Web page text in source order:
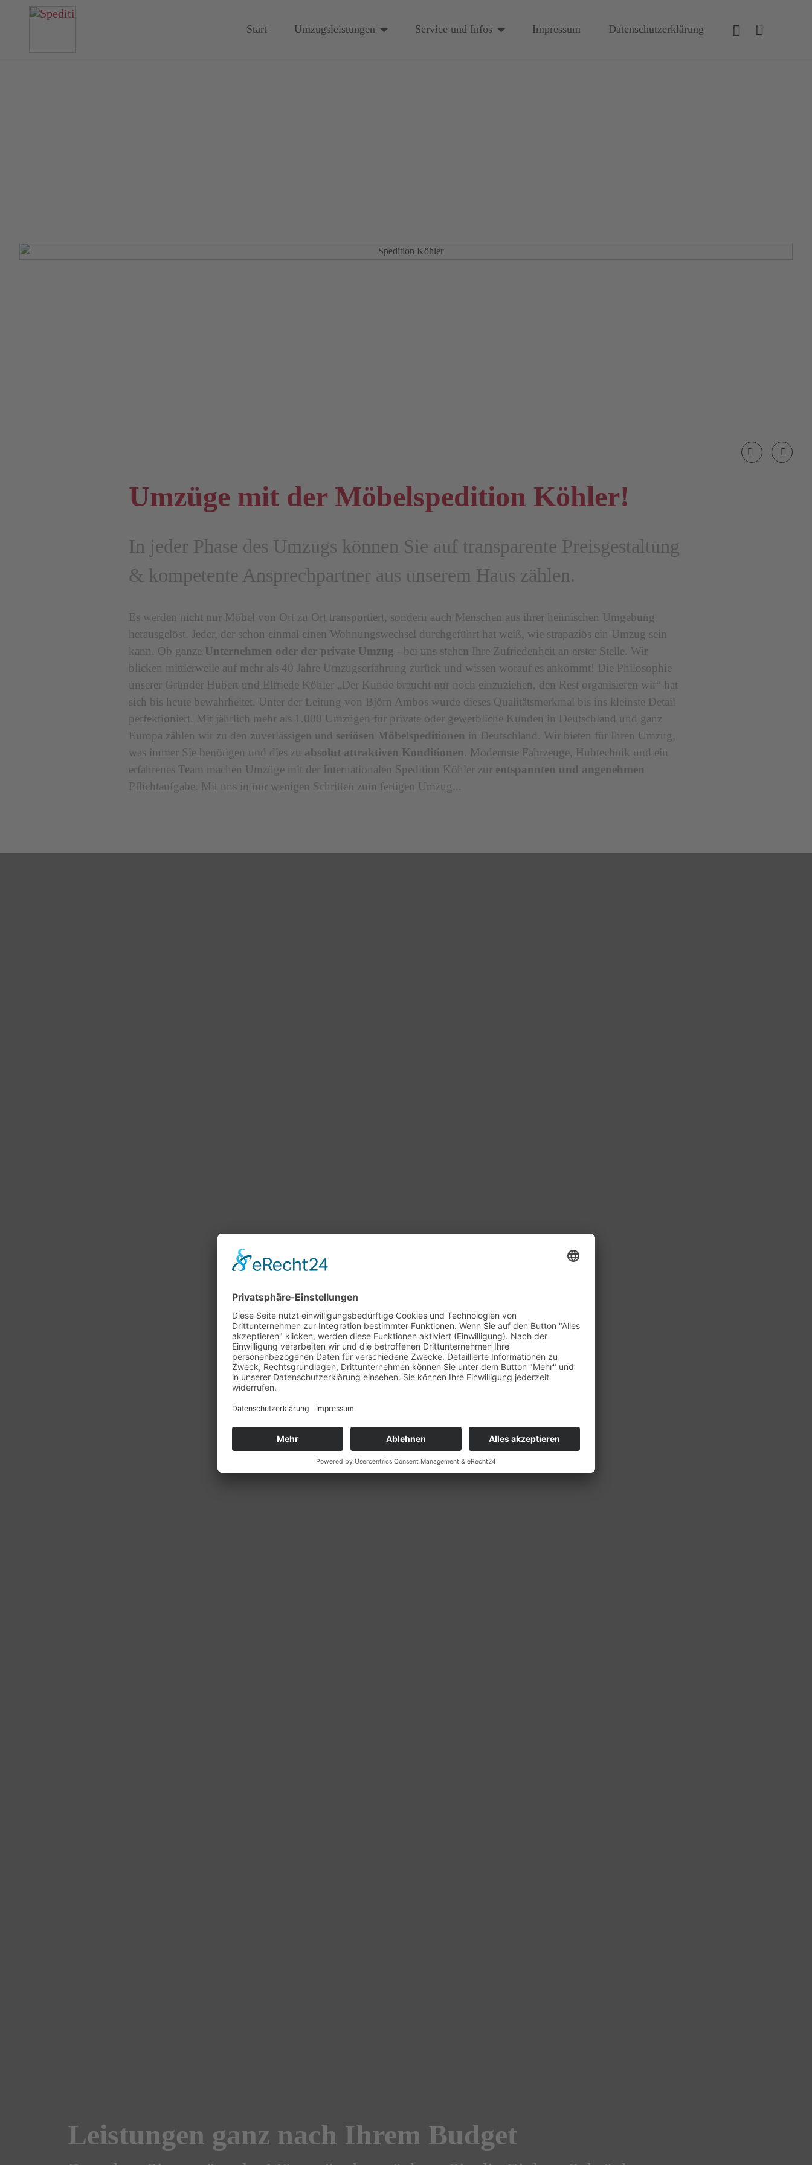
Cookie-Einstellungen
Start Umzugsleistungen Service und Infos Impressum Datenschutzerklärung
Previous
Next
Umzüge mit der Möbelspedition Köhler!
In jeder Phase des Umzugs können Sie auf transparente Preisgestaltung
& kompetente Ansprechpartner aus unserem Haus zählen.
Es werden nicht nur Möbel von Ort zu Ort transportiert, sondern auch Menschen aus ihrer heimischen Umgebung
herausgelöst. Jeder, der schon einmal einen Wohnungswechsel durchgeführt hat weiß, wie strapaziös ein Umzug sein
kann. Ob ganze Unternehmen oder der private Umzug - bei uns stehen Ihre Zufriedenheit an erster Stelle. Wir
blicken mittlerweile auf mehr als 40 Jahre Umzugserfahrung zurück und wissen worauf es ankommt! Die Philosophie
unserer Gründer Hubert und Elfriede Köhler „Der Kunde braucht nur noch einzuziehen, den Rest organisieren wir“ hat
sich bis heute bewahrheitet. Unter der Leitung von Björn Ambos wurde dieses Qualitätsmerkmal bis ins kleinste Detail
perfektioniert. Mit jährlich mehr als 1.000 Umzügen für private oder gewerbliche Kunden in Deutschland und ganz
Europa zählen wir zu den zuverlässigen und seriösen Möbelspeditionen in Deutschland. Wir bieten für Ihren Umzug,
was immer Sie benötigen und dies zu absolut attraktiven Konditionen. Modernste Fahrzeuge, Hubtechnik und ein
erfahrenes Team machen Umzüge mit der Internationalen Spedition Köhler zur entspannten und angenehmen
Pflichtaufgabe. Mit uns in nur wenigen Schritten zum fertigen Umzug...
Leistungen ganz nach Ihrem Budget